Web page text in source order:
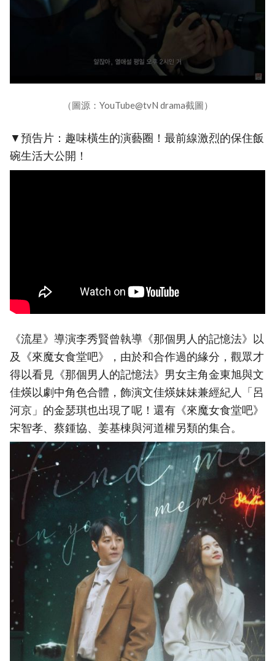
（圖源：YouTube@tvN drama截圖）
▼預告片：趣味橫生的演藝圈！最前線激烈的保住飯
碗生活大公開！
《流星》導演李秀賢曾執導《那個男人的記憶法》以
及《來魔女食堂吧》，由於和合作過的緣分，觀眾才
得以看見《那個男人的記憶法》男女主角金東旭與文
佳煐以劇中角色合體，飾演文佳煐妹妹兼經紀人「呂
河京」的金瑟琪也出現了呢！還有《來魔女食堂吧》
宋智孝、蔡鍾協、姜基棟與河道權另類的集合。